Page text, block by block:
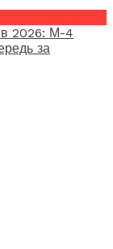
2026: М-4
за